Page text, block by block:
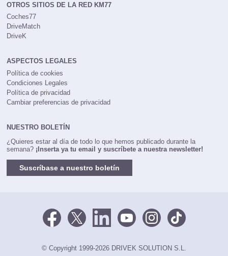
OTROS SITIOS DE LA RED KM77
Coches77
DriveMatch
DriveK
ASPECTOS LEGALES
Política de cookies
Condiciones Legales
Política de privacidad
Cambiar preferencias de privacidad
NUESTRO BOLETÍN
¿Quieres estar al día de todo lo que hemos publicado durante la
semana? ¡Inserta ya tu email y suscríbete a nuestra newsletter!
Suscríbase a nuestro boletín
© Copyright 1999-2026 DRIVEK SOLUTION S.L.